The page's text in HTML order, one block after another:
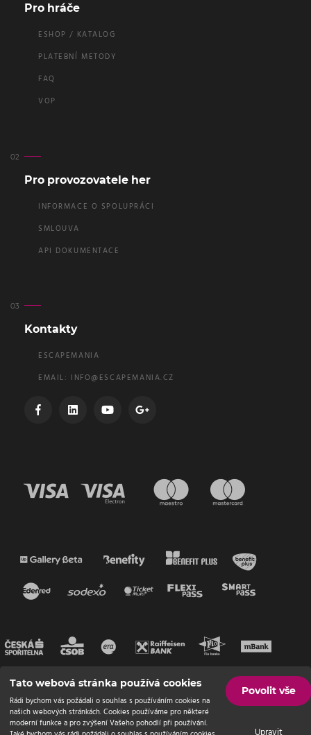
Pro hráče
ESHOP / KATALOG
PLATEBNÍ METODY
FAQ
VOP
Pro provozovatele her
INFORMACE O SPOLUPRÁCI
SMLOUVA
API DOKUMENTACE
Kontakty
ESCAPEMANIA
EMAIL: INFO@ESCAPEMANIA.CZ
Tato webová stránka používá cookies
Rádi bychom vás požádali o souhlas s používáním cookies na
našich webových stránkách. Cookies používáme pro některé
moderní funkce a pro zvýšení Vašeho pohodlí při používání.
Povolit vše